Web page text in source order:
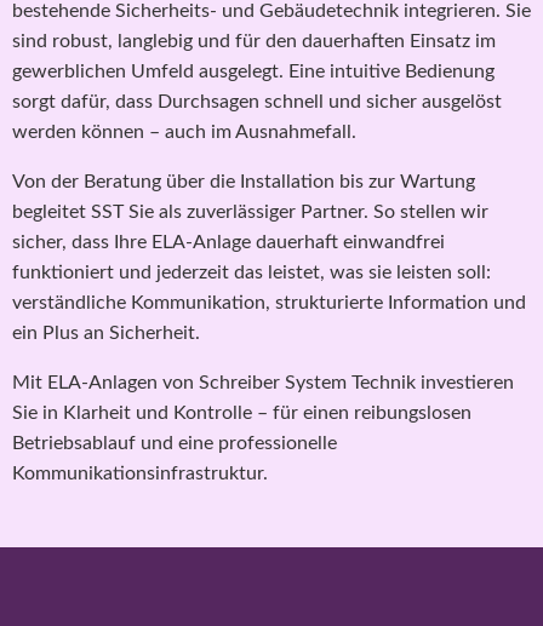
bestehende Sicherheits- und Gebäudetechnik integrieren. Sie
sind robust, langlebig und für den dauerhaften Einsatz im
gewerblichen Umfeld ausgelegt. Eine intuitive Bedienung
sorgt dafür, dass Durchsagen schnell und sicher ausgelöst
werden können – auch im Ausnahmefall.
Von der Beratung über die Installation bis zur Wartung
begleitet SST Sie als zuverlässiger Partner. So stellen wir
sicher, dass Ihre ELA-Anlage dauerhaft einwandfrei
funktioniert und jederzeit das leistet, was sie leisten soll:
verständliche Kommunikation, strukturierte Information und
ein Plus an Sicherheit.
Mit ELA-Anlagen von Schreiber System Technik investieren
Sie in Klarheit und Kontrolle – für einen reibungslosen
Betriebsablauf und eine professionelle
Kommunikationsinfrastruktur.